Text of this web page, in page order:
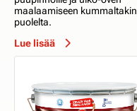
maalaamiseen kummaltakin
puolelta.
Lue lisää